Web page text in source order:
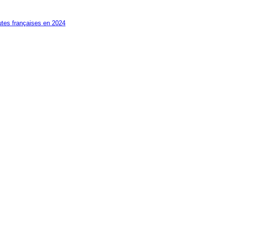
d'occasion par type de motorisation
françaises en 2024